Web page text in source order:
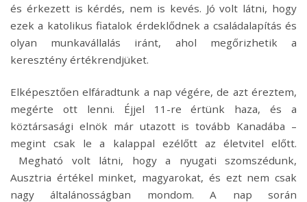
és érkezett is kérdés, nem is kevés. Jó volt látni, hogy
ezek a katolikus fiatalok érdeklődnek a családalapítás és
olyan munkavállalás iránt, ahol megőrizhetik a
keresztény értékrendjüket.
Elképesztően elfáradtunk a nap végére, de azt éreztem,
megérte ott lenni. Éjjel 11-re értünk haza, és a
köztársasági elnök már utazott is tovább Kanadába –
megint csak le a kalappal ezélőtt az életvitel előtt.
Megható volt látni, hogy a nyugati szomszédunk,
Ausztria értékel minket, magyarokat, és ezt nem csak
nagy általánosságban mondom. A nap során